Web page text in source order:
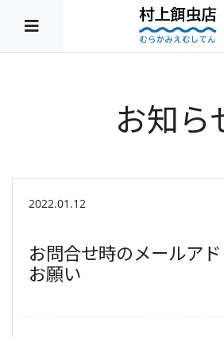
お知ら
2022.01.12
お問合せ時のメールア
お願い